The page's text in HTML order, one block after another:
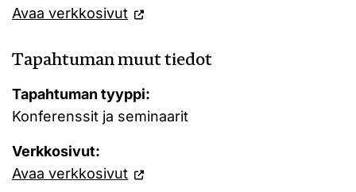
Avaa verkkosivut
Tapahtuman muut tiedot
Tapahtuman tyyppi:
Konferenssit ja seminaarit
Verkkosivut:
Avaa verkkosivut